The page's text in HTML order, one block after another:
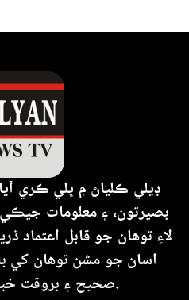
ڊيلي ڪلياڻ ۾ ڀلي ڪري
بصيرتون، ۽ معلومات جيڪي
لاءِ توهان جو قابل اعتماد
اسان جو مشن توهان کي
صحيح ۽ بروقت خبرون پهچائڻ آهي.